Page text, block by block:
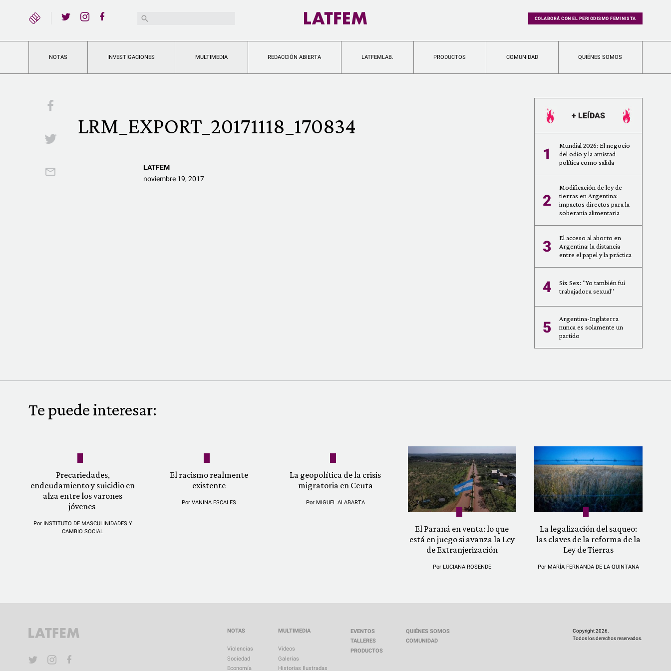
YouTubeBuscar: COLABORÁ CON EL PERIODISMO FEMINISTA
NOTAS INVESTIGACIONES MULTIMEDIA REDACCIÓN ABIERTA LATFEMLAB. PRODUCTOS COMUNIDAD QUIÉNES SOMOS
LRM_EXPORT_20171118_170834
LATFEM
noviembre 19, 2017
+ LEÍDAS
1
Mundial 2026: El negocio
del odio y la amistad
política como salida
2
Modificación de ley de
tierras en Argentina:
impactos directos para la
soberanía alimentaria
3
El acceso al aborto en
Argentina: la distancia
entre el papel y la práctica
4
Six Sex: "Yo también fui
trabajadora sexual"
5
Argentina-Inglaterra
nunca es solamente un
partido
Te puede interesar:
Precariedades,
endeudamiento y suicidio en
alza entre los varones
jóvenes
Por INSTITUTO DE MASCULINIDADES Y
CAMBIO SOCIAL
El racismo realmente
existente
PorVANINA ESCALES
La geopolítica de la crisis
migratoria en Ceuta
Por MIGUEL ALABARTA
El Paraná en venta: lo que
está en juego si avanza la Ley
de Extranjerización
Por LUCIANA ROSENDE
La legalización del saqueo:
las claves de la reforma de la
Ley de Tierras
Por MARÍA FERNANDA DE LA QUINTANA
NOTAS
Violencias
Sociedad
Economía
MULTIMEDIA
Videos
Galerias
Historias Ilustradas
EVENTOS
TALLERES
PRODUCTOS
QUIÉNES SOMOS
COMUNIDAD
Copyright 2026.
Todos los derechos reservados.